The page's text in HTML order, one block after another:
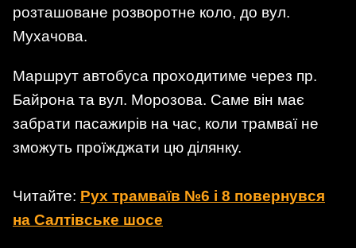
розташоване розворотне коло, до вул.
Мухачова.
Маршрут автобуса проходитиме через пр.
Байрона та вул. Морозова. Саме він має
забрати пасажирів на час, коли трамваї не
зможуть проїжджати цю ділянку.
Читайте: Рух трамваїв №6 і 8 повернувся
на Салтівське шосе